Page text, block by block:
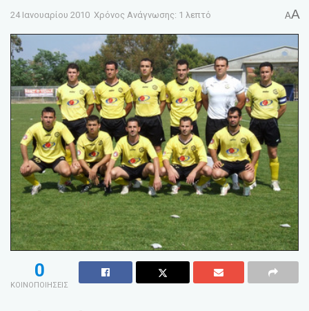
24 Ιανουαρίου 2010 Χρόνος Ανάγνωσης: 1 λεπτό AA
0
ΚΟΙΝΟΠΟΙΗΣΕΙΣ